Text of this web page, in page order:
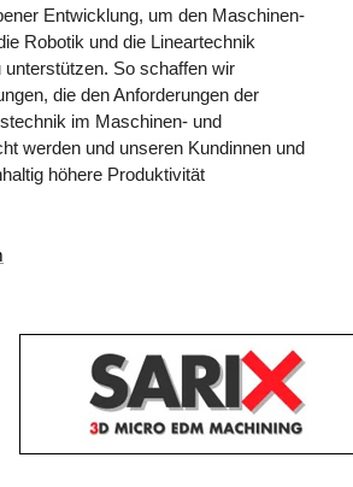
Entwicklung, um den Maschinen-
Robotik und die Lineartechnik
So schaffen wir
die den Anforderungen der
im Maschinen- und
werden und unseren Kundinnen und
höhere Produktivität